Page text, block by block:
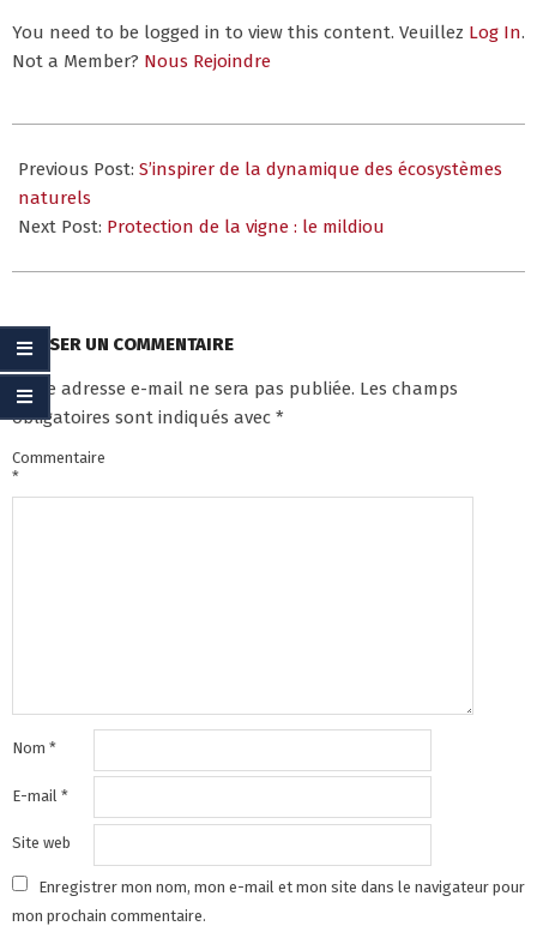
You need to be logged in to view this content. Veuillez Log In.
Not a Member? Nous Rejoindre
11-
25
Previous Post: S’inspirer de la dynamique des écosystèmes
naturels
Next Post: Protection de la vigne : le mildiou
LAISSER UN COMMENTAIRE
Votre adresse e-mail ne sera pas publiée. Les champs
obligatoires sont indiqués avec *
Commentaire
*
Nom *
E-mail *
Site web
Enregistrer mon nom, mon e-mail et mon site dans le navigateur pour
mon prochain commentaire.